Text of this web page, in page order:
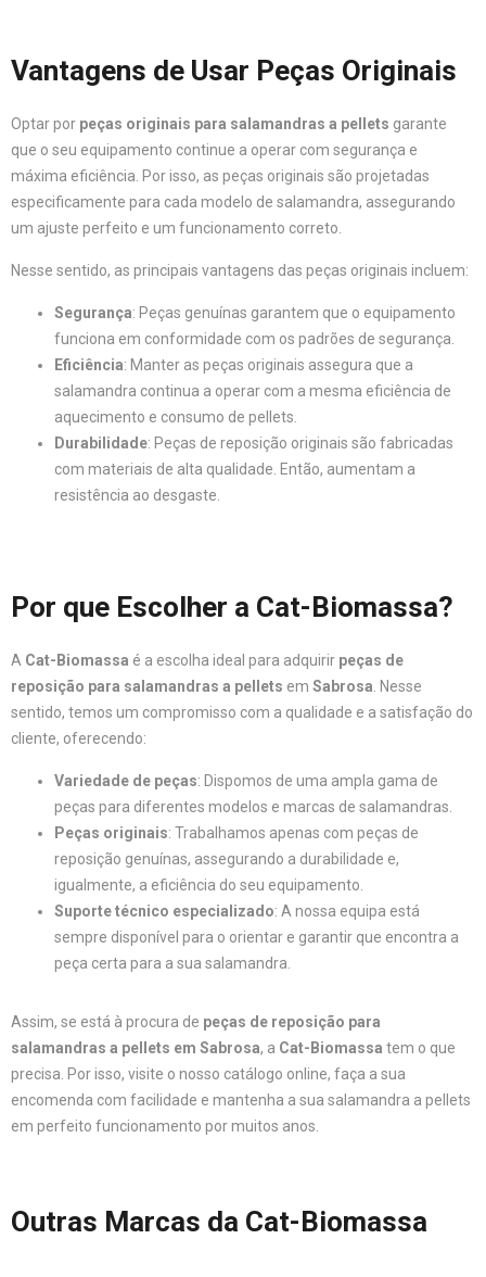
Vantagens de Usar Peças Originais
Optar por peças originais para salamandras a pellets garante
que o seu equipamento continue a operar com segurança e
máxima eficiência. Por isso, as peças originais são projetadas
especificamente para cada modelo de salamandra, assegurando
um ajuste perfeito e um funcionamento correto.
Nesse sentido, as principais vantagens das peças originais incluem:
Segurança: Peças genuínas garantem que o equipamento
funciona em conformidade com os padrões de segurança.
Eficiência: Manter as peças originais assegura que a
salamandra continua a operar com a mesma eficiência de
aquecimento e consumo de pellets.
Durabilidade: Peças de reposição originais são fabricadas
com materiais de alta qualidade. Então, aumentam a
resistência ao desgaste.
Por que Escolher a Cat-Biomassa?
A Cat-Biomassa é a escolha ideal para adquirir peças de
reposição para salamandras a pellets em Sabrosa . Nesse
sentido, temos um compromisso com a qualidade e a satisfação do
cliente, oferecendo:
Variedade de peças: Dispomos de uma ampla gama de
peças para diferentes modelos e marcas de salamandras.
Peças originais: Trabalhamos apenas com peças de
reposição genuínas, assegurando a durabilidade e,
igualmente, a eficiência do seu equipamento.
Suporte técnico especializado: A nossa equipa está
sempre disponível para o orientar e garantir que encontra a
peça certa para a sua salamandra.
Assim, se está à procura de peças de reposição para
salamandras a pellets em Sabrosa, a Cat-Biomassa tem o que
precisa. Por isso, visite o nosso catálogo online, faça a sua
encomenda com facilidade e mantenha a sua salamandra a pellets
em perfeito funcionamento por muitos anos.
Outras Marcas da Cat-Biomassa